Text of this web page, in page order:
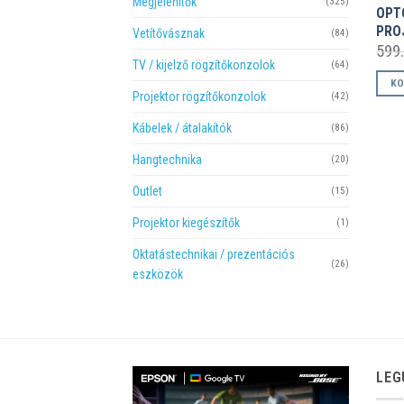
Vetítővásznak (84)
TV / kijelző rögzítőkonzolok (64)
Projektor rögzítőkonzolok (42)
Kábelek / átalakítók (86)
Hangtechnika (20)
Outlet (15)
Projektor kiegészítők (1)
Oktatástechnikai / prezentációs
eszközök
(26)